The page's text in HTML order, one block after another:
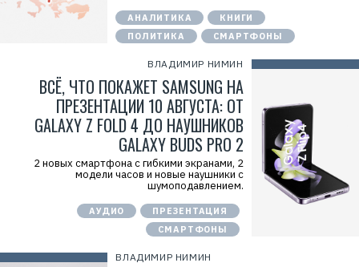
АНАЛИТИКА
КНИГИ
ПОЛИТИКА
СМАРТФОНЫ
ВЛАДИМИР НИМИН
ВСЁ, ЧТО ПОКАЖЕТ SAMSUNG НА
ПРЕЗЕНТАЦИИ 10 АВГУСТА: ОТ
GALAXY Z FOLD 4 ДО НАУШНИКОВ
GALAXY BUDS PRO 2
2 новых смартфона с гибкими экранами, 2
модели часов и новые наушники с
шумоподавлением.
АУДИО
ПРЕЗЕНТАЦИЯ
СМАРТФОНЫ
ВЛАДИМИР НИМИН